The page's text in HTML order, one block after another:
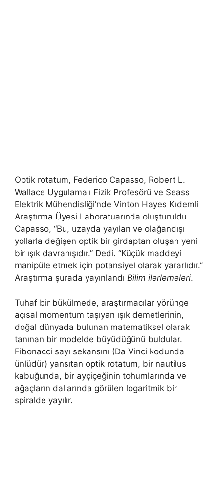
Optik rotatum, Federico Capasso, Robert L.
Wallace Uygulamalı Fizik Profesörü ve Seass
Elektrik Mühendisliği’nde Vinton Hayes Kıdemli
Araştırma Üyesi Laboratuarında oluşturuldu.
Capasso, “Bu, uzayda yayılan ve olağandışı
yollarla değişen optik bir girdaptan oluşan yeni
bir ışık davranışıdır.” Dedi. “Küçük maddeyi
manipüle etmek için potansiyel olarak yararlıdır.”
Araştırma şurada yayınlandı Bilim ilerlemeleri.
Tuhaf bir bükülmede, araştırmacılar yörünge
açısal momentum taşıyan ışık demetlerinin,
doğal dünyada bulunan matematiksel olarak
tanınan bir modelde büyüdüğünü buldular.
Fibonacci sayı sekansını (Da Vinci kodunda
ünlüdür) yansıtan optik rotatum, bir nautilus
kabuğunda, bir ayçiçeğinin tohumlarında ve
ağaçların dallarında görülen logaritmik bir
spiralde yayılır.